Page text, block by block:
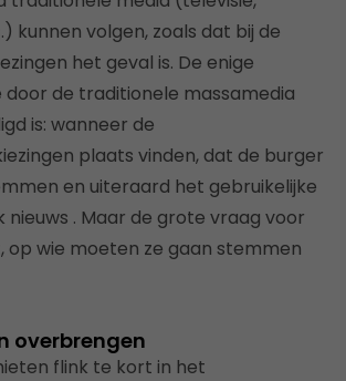
kunnen volgen, zoals dat bij de
het geval is. De enige
door de traditionele massamedia
is: wanneer de
plaats vinden, dat de burger
en uiteraard het gebruikelijke
nieuws . Maar de grote vraag voor
op wie moeten ze gaan stemmen
overbrengen
flink te kort in het